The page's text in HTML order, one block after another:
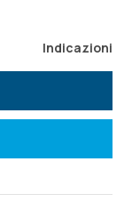
Indicazioni